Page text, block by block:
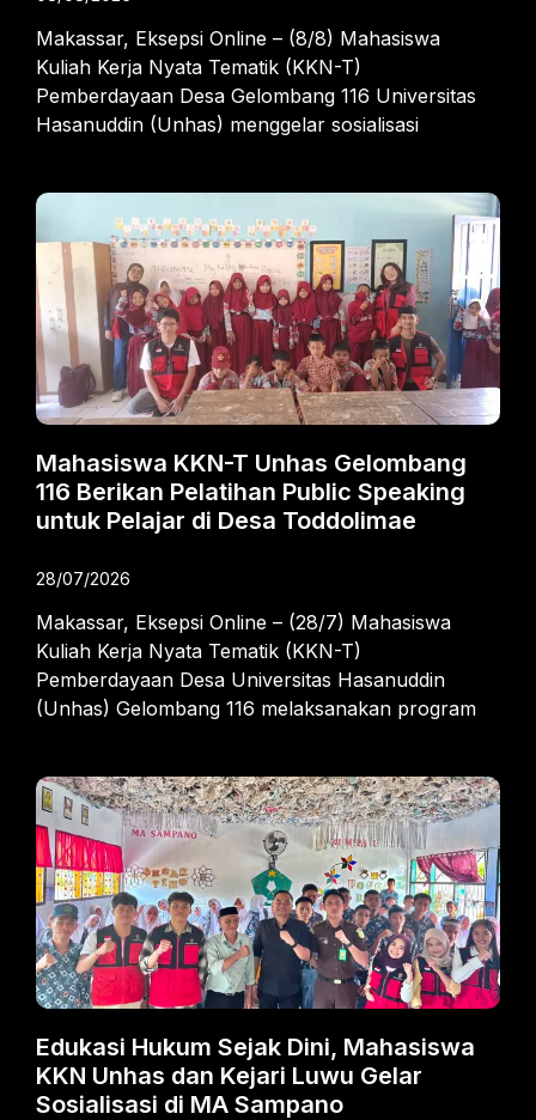
Makassar, Eksepsi Online – (8/8) Mahasiswa
Kuliah Kerja Nyata Tematik (KKN-T)
Pemberdayaan Desa Gelombang 116 Universitas
Hasanuddin (Unhas) menggelar sosialisasi
Mahasiswa KKN-T Unhas Gelombang
116 Berikan Pelatihan Public Speaking
untuk Pelajar di Desa Toddolimae
28/07/2026
Makassar, Eksepsi Online – (28/7) Mahasiswa
Kuliah Kerja Nyata Tematik (KKN-T)
Pemberdayaan Desa Universitas Hasanuddin
(Unhas) Gelombang 116 melaksanakan program
Edukasi Hukum Sejak Dini, Mahasiswa
KKN Unhas dan Kejari Luwu Gelar
Sosialisasi di MA Sampano